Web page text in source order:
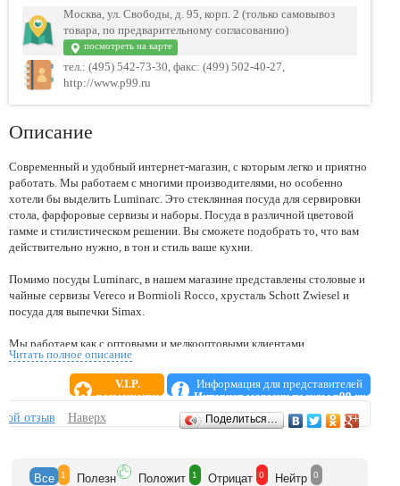
Москва, ул. Свободы, д. 95, корп. 2 (только самовывоз
товара, по предварительному согласованию)
посмотреть на карте
тел.: (495) 542-73-30, факс: (499) 502-40-27,
http://www.p99.ru
Описание
Современный и удобный интернет-магазин, с которым легко и приятно
работать. Мы работаем с многими производителями, но особенно
хотели бы выделить Luminarc. Это стеклянная посуда для сервировки
стола, фарфоровые сервизы и наборы. Посуда в различной цветовой
гамме и стилистическом решении. Вы сможете подобрать то, что вам
действительно нужно, в тон и стиль ваше кухни.
Помимо посуды Luminarc, в нашем магазине представлены столовые и
чайные сервизы Vereco и Bormioli Rocco, хрусталь Schott Zwiesel и
посуда для выпечки Simax.
Мы работаем как с оптовыми и мелкооптовыми клиентами,
супермаркетами, магазинами, с гостинично-ресторанными
комплексами и другими предприятиями торговли, так и розничными
покупателями.
Читать полное описание
V.I.P.
размещение
Информация для представителей
Интернет-магазин посуды p99.ru
Отзывы
отзыв Наверх Поделиться…
Все 1 Полезн Положит 1 Отрицат 0 Нейтр 0